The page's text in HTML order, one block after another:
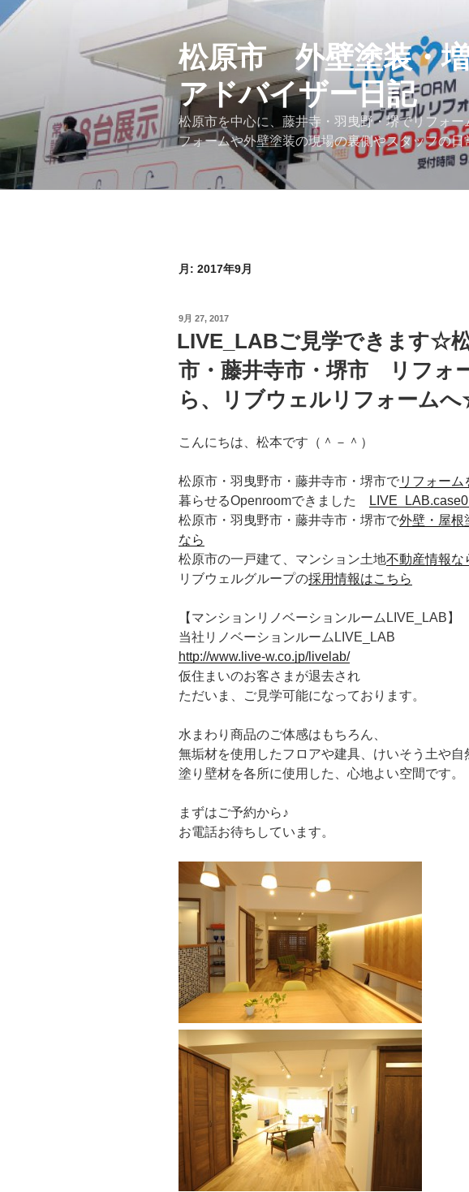
ン
キ
プ
松原市 外壁塗装・
アドバイザー日記
松原市を中心に、藤井寺・羽曳野・堺でリフォ
フォームや外壁塗装の現場の裏側やスタッフの
月: 2017年9月
投
9月 27, 2017
LIVE_LABご見学できます☆
市・藤井寺市・堺市 リフォ
ら、リブウェルリフォーム
こんにちは、松本です（＾－＾）
松原市・羽曳野市・藤井寺市・堺市でリフォーム
暮らせるOpenroomできました
松原市・羽曳野市・藤井寺市・堺市で外壁・屋根
なら
松原市の一戸建て、マンション土地不動産情報な
リブウェルグループの採用情報はこちら
【マンションリノベーションルームLIVE_LAB】
当社リノベーションルームLIVE_LAB
http://www.live-w.co.jp/livelab/
仮住まいのお客さまが退去され
ただいま、ご見学可能になっております。
水まわり商品のご体感はもちろん、
無垢材を使用したフロアや建具、けいそう土や自
塗り壁材を各所に使用した、心地よい空間です。
まずはご予約から♪
お電話お待ちしています。